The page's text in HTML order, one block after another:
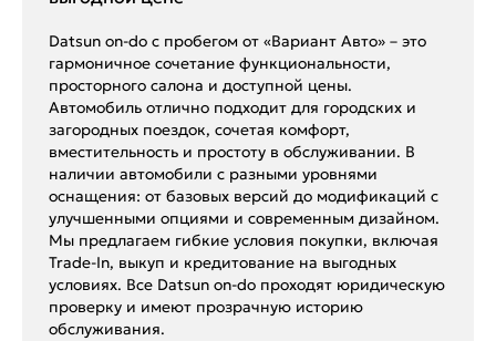
Datsun on-do с пробегом от «Вариант Авто» – это
гармоничное сочетание функциональности,
просторного салона и доступной цены.
Автомобиль отлично подходит для городских и
загородных поездок, сочетая комфорт,
вместительность и простоту в обслуживании. В
наличии автомобили с разными уровнями
оснащения: от базовых версий до модификаций с
улучшенными опциями и современным дизайном.
Мы предлагаем гибкие условия покупки, включая
Trade-In, выкуп и кредитование на выгодных
условиях. Все Datsun on-do проходят юридическую
проверку и имеют прозрачную историю
обслуживания.